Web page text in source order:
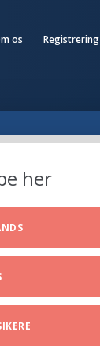
os Registrering
her